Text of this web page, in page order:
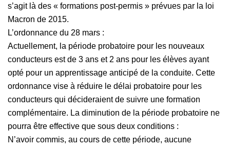
s’agit là des « formations post-permis » prévues par la loi
Macron de 2015.
L’ordonnance du 28 mars :
Actuellement, la période probatoire pour les nouveaux
conducteurs est de 3 ans et 2 ans pour les élèves ayant
opté pour un apprentissage anticipé de la conduite. Cette
ordonnance vise à réduire le délai probatoire pour les
conducteurs qui décideraient de suivre une formation
complémentaire. La diminution de la période probatoire ne
pourra être effective que sous deux conditions :
N’avoir commis, au cours de cette période, aucune